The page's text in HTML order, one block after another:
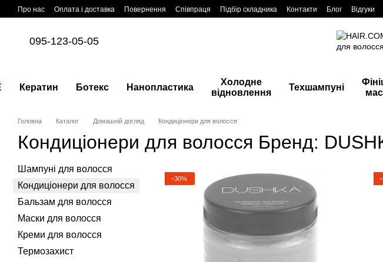
Перейти до основного контенту
Про нас Оплата і доставка Повернення Співпраця Підбір складника Контакти Блог Відгуки
095-123-05-05
Кератин Ботекс Нанопластика
Холодне
відновлення
Техшампуні
Головна Каталог Домашній догляд Кондиціонери для волосся
Кондиціонери для волосся Бренд:
−30%
Шампуні для волосся
Кондиціонери для волосся
Бальзам для волосся
Маски для волосся
Креми для волосся
Термозахист